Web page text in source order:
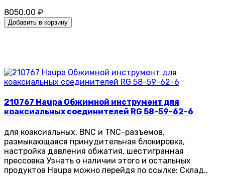
8050.00 ₽
Добавить в корзину
210767 Haupa Обжимной инструмент для
коаксиальных соединителей RG 58-59-62-6
для коаксиальных, BNC и TNC-разъемов,
размыкающаяся принудительная блокировка,
настройка давления обжатия, шестигранная
прессовка Узнать о наличии этого и остальных
продуктов Haupa можно перейдя по ссылке: Склад..